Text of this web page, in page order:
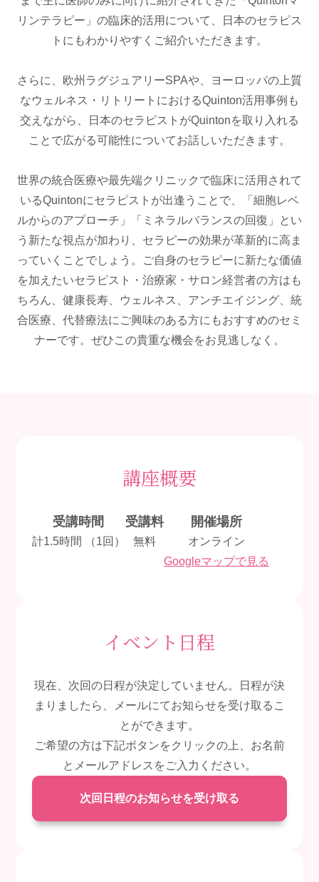
リンテラピー」の臨床的活用について、日本のセラピス
トにもわかりやすくご紹介いただきます。
さらに、欧州ラグジュアリーSPAや、ヨーロッパの上質
なウェルネス・リトリートにおけるQuinton活用事例も
交えながら、日本のセラピストがQuintonを取り入れる
ことで広がる可能性についてお話しいただきます。
世界の統合医療や最先端クリニックで臨床に活用されて
いるQuintonにセラピストが出逢うことで、「細胞レベ
ルからのアプローチ」「ミネラルバランスの回復」とい
う新たな視点が加わり、セラピーの効果が革新的に高ま
っていくことでしょう。ご自身のセラピーに新たな価値
を加えたいセラピスト・治療家・サロン経営者の方はも
ちろん、健康長寿、ウェルネス、アンチエイジング、統
合医療、代替療法にご興味のある方にもおすすめのセミ
ナーです。ぜひこの貴重な機会をお見逃しなく。
講座概要
受講時間
計1.5時間 （1回）
受講料
無料
開催場所
オンライン
Googleマップで見る
イベント日程
現在、次回の日程が決定していません。
日程が決
まりましたら、メールにてお知らせを受け取るこ
とができます。
ご希望の方は下記ボタンをクリックの上、お名前
とメールアドレスをご入力ください。
次回日程のお知らせを受け取る